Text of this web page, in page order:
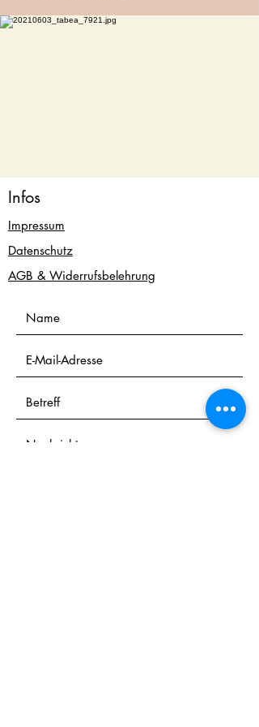
Infos
Impressum
Datenschutz
AGB & Widerrufsbelehrung